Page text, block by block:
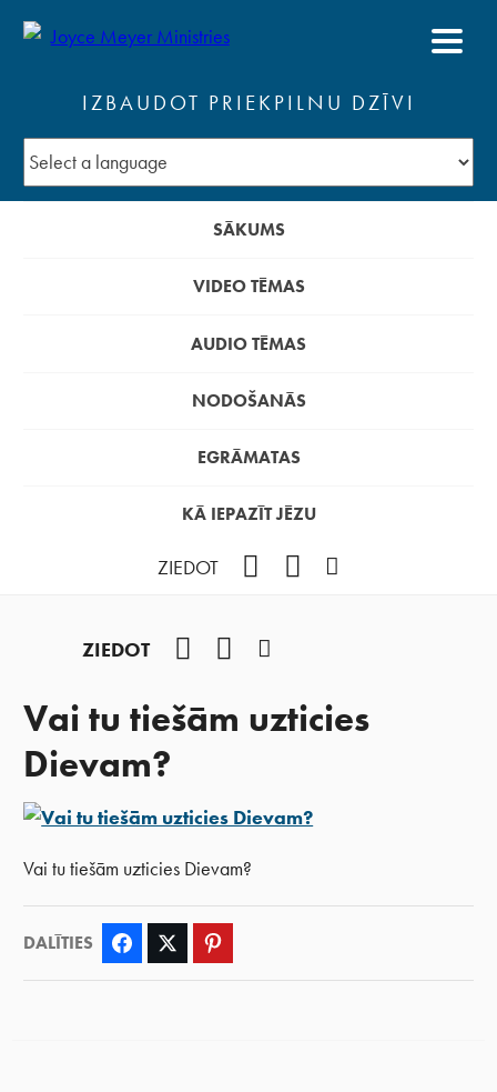
IZBAUDOT PRIEKPILNU DZĪVI
SĀKUMS
VIDEO TĒMAS
AUDIO TĒMAS
NODOŠANĀS
EGRĀMATAS
KĀ IEPAZĪT JĒZU
ZIEDOT FacebookYouTube
ZIEDOT FacebookYouTube
Vai tu tiešām uzticies
Dievam?
Vai tu tiešām uzticies Dievam?
DALĪTIES Facebook Twitter